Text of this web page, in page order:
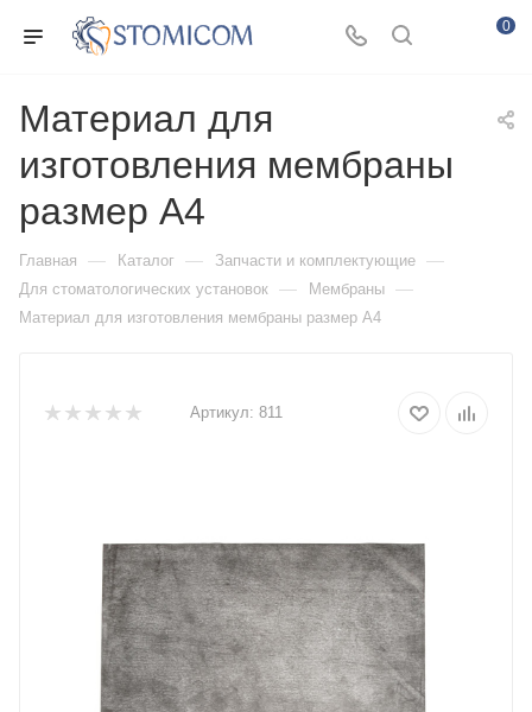
0
Материал для
изготовления мембраны
размер А4
Главная — Каталог — Запчасти и комплектующие —
Для стоматологических установок — Мембраны —
Материал для изготовления мембраны размер А4
Артикул: 811